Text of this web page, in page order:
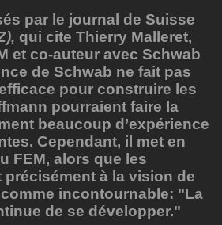
par le journal de Suisse
qui cite Thierry Malleret,
et co-auteur avec Schwab
de Schwab ne fait pas
pour construire les
pourraient faire la
beaucoup d’expérience
Cependant, il met en
FEM, alors que les
à la vision de
incontournable: "La
de se développer."